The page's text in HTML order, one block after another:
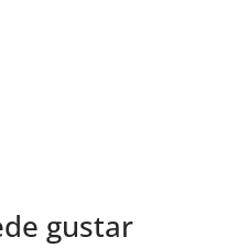
gustar